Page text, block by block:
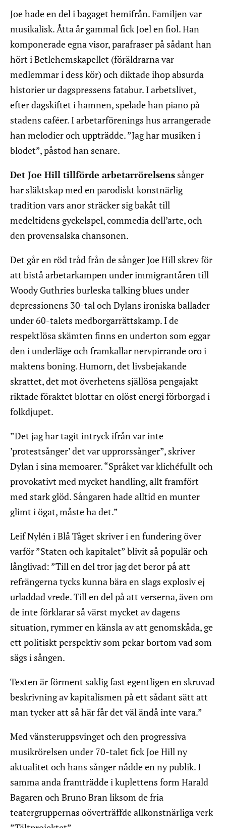
Joe hade en del i bagaget hemifrån. Familjen var
musikalisk. Åtta år gammal fick Joel en fiol. Han
komponerade egna visor, parafraser på sådant han
hört i Betlehemskapellet (föräldrarna var
medlemmar i dess kör) och diktade ihop absurda
historier ur dagspressens fatabur. I arbetslivet,
efter dagskiftet i hamnen, spelade han piano på
stadens caféer. I arbetarförenings hus arrangerade
han melodier och uppträdde. ”Jag har musiken i
blodet”, påstod han senare.
Det Joe Hill tillförde arbetarrörelsens sånger
har släktskap med en parodiskt konstnärlig
tradition vars anor sträcker sig bakåt till
medeltidens gyckelspel, commedia dell’arte, och
den provensalska chansonen.
Det går en röd tråd från de sånger Joe Hill skrev för
att bistå arbetarkampen under immigrantåren till
Woody Guthries burleska talking blues under
depressionens 30-tal och Dylans ironiska ballader
under 60-talets medborgarrättskamp. I de
respektlösa skämten finns en underton som eggar
den i underläge och framkallar nervpirrande oro i
maktens boning. Humorn, det livsbejakande
skrattet, det mot överhetens själlösa pengajakt
riktade föraktet blottar en olöst energi förborgad i
folkdjupet.
”Det jag har tagit intryck ifrån var inte
’protestsånger’ det var upprorssånger”, skriver
Dylan i sina memoarer. “Språket var klichéfullt och
provokativt med mycket handling, allt framfört
med stark glöd. Sångaren hade alltid en munter
glimt i ögat, måste ha det.”
Leif Nylén i Blå Tåget skriver i en fundering över
varför ”Staten och kapitalet” blivit så populär och
långlivad: ”Till en del tror jag det beror på att
refrängerna tycks kunna bära en slags explosiv ej
urladdad vrede. Till en del på att verserna, även om
de inte förklarar så värst mycket av dagens
situation, rymmer en känsla av att genomskåda, ge
ett politiskt perspektiv som pekar bortom vad som
sägs i sången.
Texten är förment saklig fast egentligen en skruvad
beskrivning av kapitalismen på ett sådant sätt att
man tycker att så här får det väl ändå inte vara.”
Med vänsteruppsvinget och den progressiva
musikrörelsen under 70-talet fick Joe Hill ny
aktualitet och hans sånger nådde en ny publik. I
samma anda framträdde i kuplettens form Harald
Bagaren och Bruno Bran liksom de fria
teatergruppernas oöverträffde allkonstnärliga verk